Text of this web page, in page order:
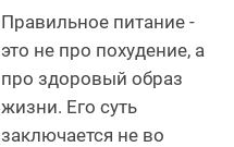
Правильное питание -
это не про похудение, а
про здоровый образ
жизни. Его суть
заключается не во